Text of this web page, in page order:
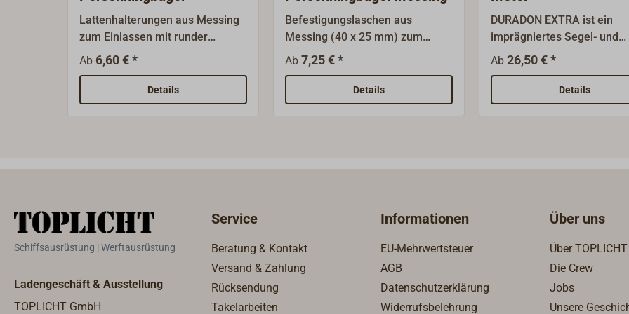
Lattenhalterungen aus Messing
zum Einlassen mit runder
Grundplatte (D 30
mm).Oberfläche poliert oder
verchromt.Für Latten 18 x 2 mm.
Ab 6,60 € *
Details
Befestigungslaschen aus
Messing (40 x 25 mm) zum
Anschrauben.Oberfläche poliert
oder verchromt.Für Latten 18 x 2
Ab 7,25 € *
Details
DURADON EXTRA ist ein
imprägniertes Segel- und
Persenningtuch, gewebt aus
gesponnener
Dieses Segeltuch ähnelt in
Aussehen und Griffigkeit
traditionellen Webart
(Leinenbindung) erheblich
Reck aufweist als moderne
Kunststoffsegeltuche,
der Verarbeitung zu Segeln
entsprechende Vorgaben
Ab 26,50 € *
Details
Schiffsausrüstung | Werftausrüstung
Ladengeschäft & Ausstellung
TOPLICHT GmbH
Service
Beratung & Kontakt
Versand & Zahlung
Rücksendung
Takelarbeiten
Informationen
EU-Mehrwertsteuer
AGB
Datenschutzerklärung
Widerrufsbelehrung
Über uns
Über TOPLICHT
Die Crew
Jobs
Unsere